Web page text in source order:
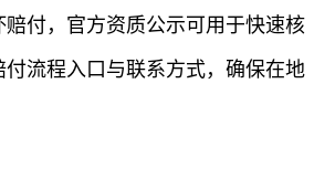
付，官方资质公示可用于快速核
流程入口与联系方式，确保在地